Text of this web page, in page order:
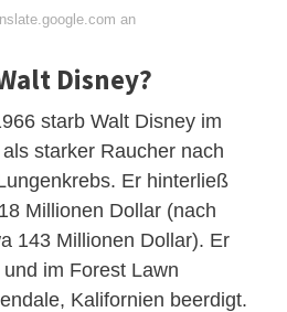
an
Disney?
starb Walt Disney im
starker Raucher nach
Er hinterließ
Millionen Dollar (nach
143 Millionen Dollar). Er
im Forest Lawn
Kalifornien beerdigt.